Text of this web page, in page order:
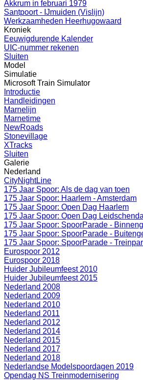
Akkrum in februari 1979
Santpoort - IJmuiden (Vislijn)
Werkzaamheden Heerhugowaard
Kroniek
Eeuwigdurende Kalender
UIC-nummer rekenen
Sluiten
Model
Simulatie
Microsoft Train Simulator
Introductie
Handleidingen
Marnelijn
Marnetime
NewRoads
Stonevillage
XTracks
Sluiten
Galerie
Nederland
CityNightLine
175 Jaar Spoor: Als de dag van toen
175 Jaar Spoor: Haarlem - Amsterdam
175 Jaar Spoor: Open Dag Haarlem
175 Jaar Spoor: Open Dag
175 Jaar Spoor: SpoorParade -
175 Jaar Spoor: SpoorParade -
175 Jaar Spoor: SpoorParade -
Eurospoor 2012
Eurospoor 2018
Huider Jubileumfeest 2010
Huider Jubileumfeest 2015
Nederland 2008
Nederland 2009
Nederland 2010
Nederland 2011
Nederland 2012
Nederland 2014
Nederland 2015
Nederland 2017
Nederland 2018
Nederlandse Modelspoordagen 2019
Opendag NS Treinmodernisering